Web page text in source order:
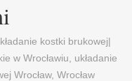
kostki brukowej|
w Wrocławiu
układanie
Wrocław,Wrocław